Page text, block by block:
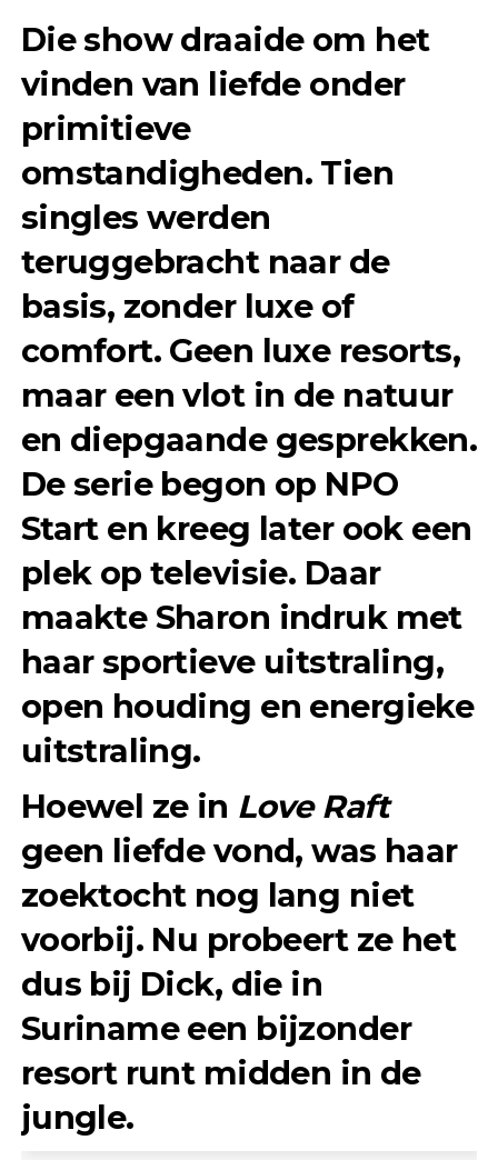
Die show draaide om het
vinden van liefde onder
primitieve
omstandigheden. Tien
singles werden
teruggebracht naar de
basis, zonder luxe of
comfort. Geen luxe resorts,
maar een vlot in de natuur
en diepgaande gesprekken.
De serie begon op NPO
Start en kreeg later ook een
plek op televisie. Daar
maakte Sharon indruk met
haar sportieve uitstraling,
open houding en energieke
uitstraling.
Hoewel ze in Love Raft
geen liefde vond, was haar
zoektocht nog lang niet
voorbij. Nu probeert ze het
dus bij Dick, die in
Suriname een bijzonder
resort runt midden in de
jungle.